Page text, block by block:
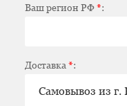
Ваш регион РФ*:
Доставка *: